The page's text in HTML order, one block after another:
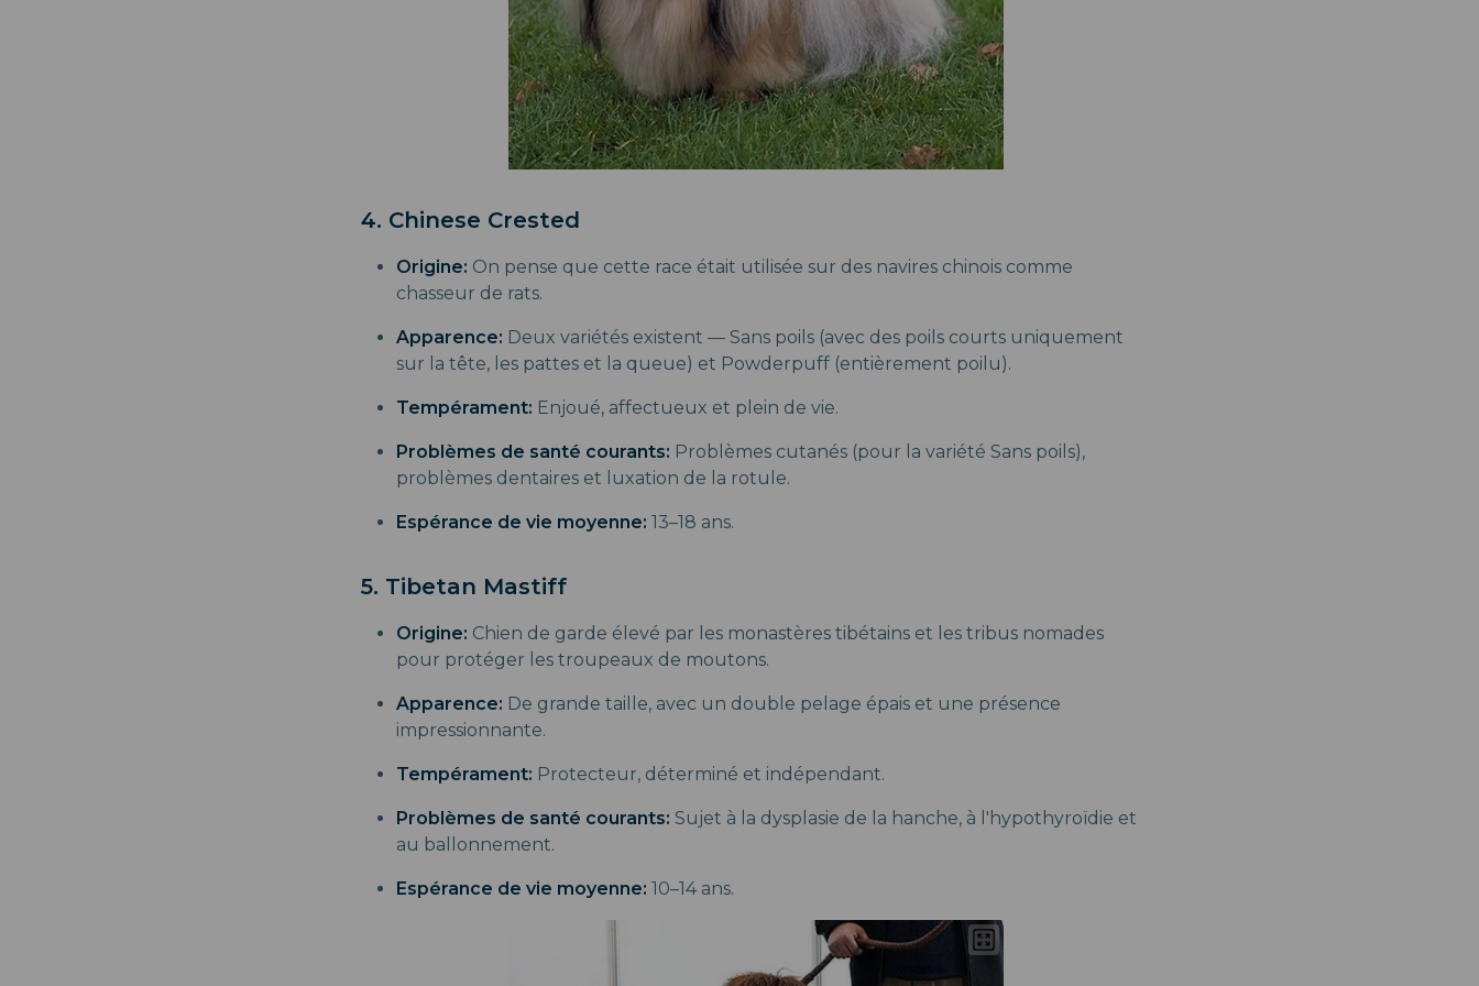
4. Chinese Crested
Origine: On pense que cette race était utilisée sur des navires chinois comme
chasseur de rats.
Apparence: Deux variétés existent — Sans poils (avec des poils courts uniquement
sur la tête, les pattes et la queue) et Powderpuff (entièrement poilu).
Tempérament: Enjoué, affectueux et plein de vie.
Problèmes de santé courants: Problèmes cutanés (pour la variété Sans poils),
problèmes dentaires et luxation de la rotule.
Espérance de vie moyenne: 13–18 ans.
5. Tibetan Mastiff
Origine: Chien de garde élevé par les monastères tibétains et les tribus nomades
pour protéger les troupeaux de moutons.
Apparence: De grande taille, avec un double pelage épais et une présence
impressionnante.
Tempérament: Protecteur, déterminé et indépendant.
Problèmes de santé courants: Sujet à la dysplasie de la hanche, à l'hypothyroïdie et
au ballonnement.
Espérance de vie moyenne: 10–14 ans.